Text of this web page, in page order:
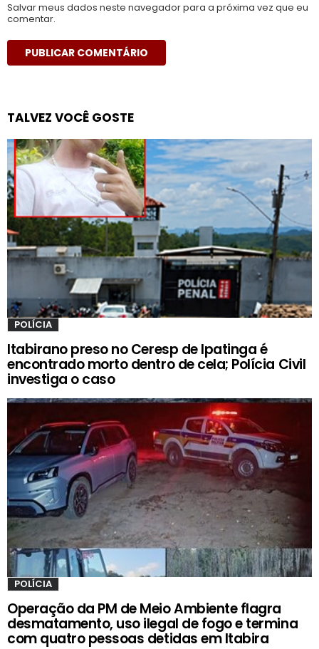
Salvar meus dados neste navegador para a próxima vez que eu
comentar.
TALVEZ VOCÊ GOSTE
POLÍCIA
Itabirano preso no Ceresp de Ipatinga é
encontrado morto dentro de cela; Polícia Civil
investiga o caso
POLÍCIA
Operação da PM de Meio Ambiente flagra
desmatamento, uso ilegal de fogo e termina
com quatro pessoas detidas em Itabira